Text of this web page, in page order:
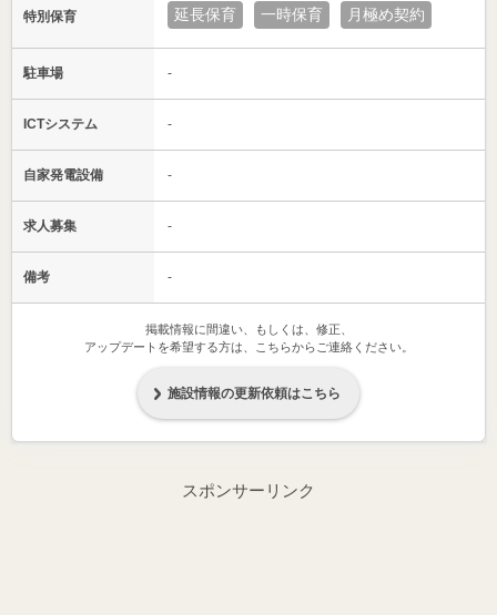
特別保育 延長保育 一時保育 月極め契約
駐車場 -
ICTシステム -
自家発電設備 -
求人募集 -
備考 -
掲載情報に間違い、もしくは、修正、
アップデートを希望する方は、こちらからご連絡ください。
施設情報の更新依頼はこちら
スポンサーリンク